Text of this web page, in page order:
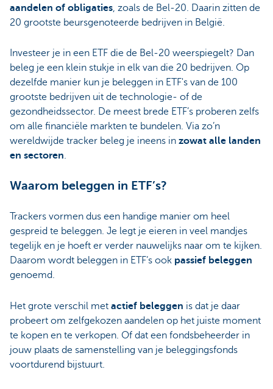
aandelen of obligaties, zoals de Bel-20. Daarin zitten de
20 grootste beursgenoteerde bedrijven in België.
Investeer je in een ETF die de Bel-20 weerspiegelt? Dan
beleg je een klein stukje in elk van die 20 bedrijven. Op
dezelfde manier kun je beleggen in ETF's van de 100
grootste bedrijven uit de technologie- of de
gezondheidssector. De meest brede ETF’s proberen zelfs
om alle financiële markten te bundelen. Via zo’n
wereldwijde tracker beleg je ineens in zowat alle landen
en sectoren.
Waarom beleggen in ETF’s?
Trackers vormen dus een handige manier om heel
gespreid te beleggen. Je legt je eieren in veel mandjes
tegelijk en je hoeft er verder nauwelijks naar om te kijken.
Daarom wordt beleggen in ETF’s ook passief beleggen
genoemd.
Het grote verschil met actief beleggen is dat je daar
probeert om zelfgekozen aandelen op het juiste moment
te kopen en te verkopen. Of dat een fondsbeheerder in
jouw plaats de samenstelling van je beleggingsfonds
voortdurend bijstuurt.